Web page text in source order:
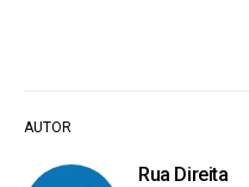
AUTOR
Rua Direita